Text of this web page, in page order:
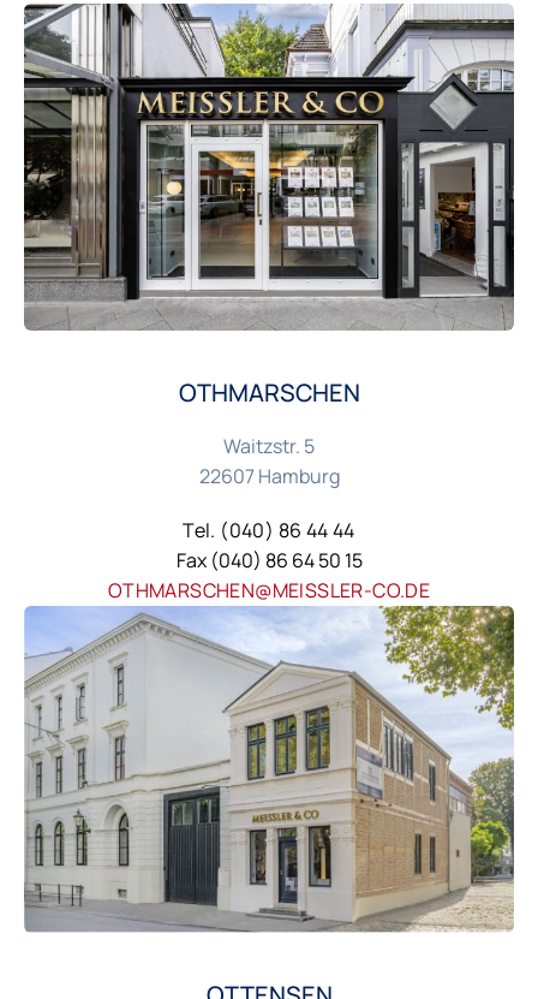
OTHMARSCHEN
Waitzstr. 5
22607 Hamburg
Tel. (040) 86 44 44
Fax (040) 86 64 50 15
OTHMARSCHEN@MEISSLER-CO.DE